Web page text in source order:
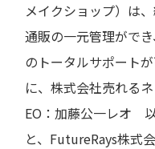
メイクショップ）は
通販の一元管理がで
のトータルサポート
に、株式会社売れる
EO：加藤公一レオ
と、FutureRays株式